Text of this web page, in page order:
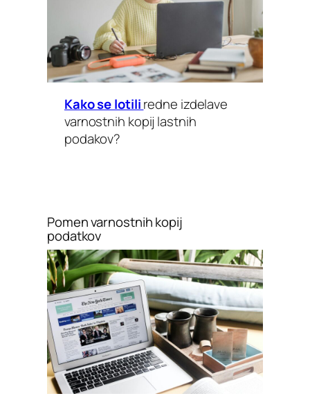
Kako se lotiliredne izdelave
varnostnih kopij lastnih
podakov?
Pomen varnostnih kopij
podatkov